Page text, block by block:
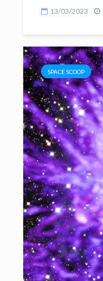
13/03/2023
SPACE SCOOP